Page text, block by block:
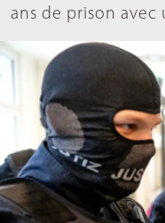
ans de prison